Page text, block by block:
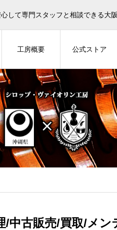
て専門スタッフと相談できる大
工房概要 公式ストア
/中古販売/買取/メン
てタサカ工房長にLINE相談も